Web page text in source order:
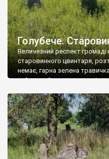
Голубече.
Величезний респект громаді
старовинного цвинтаря,
немає, гарна зелена
найкращий регулятор
бруньками, кози ті бруньки
делікатес. На цвинтарі у
різноманітних форм